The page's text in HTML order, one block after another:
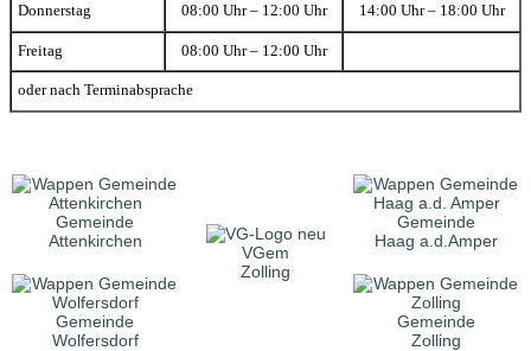
Donnerstag 08:00 Uhr – 12:00 Uhr 14:00 Uhr – 18:00 Uhr
Freitag 08:00 Uhr – 12:00 Uhr
oder nach Terminabsprache
Gemeinde
Attenkirchen
VGem
Zolling
Gemeinde
Haag a.d.Amper
Gemeinde
Wolfersdorf
Gemeinde
Zolling